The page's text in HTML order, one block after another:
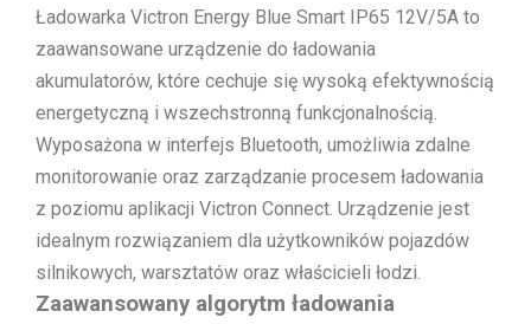
Ładowarka Victron Energy Blue Smart IP65 12V/5A to
zaawansowane urządzenie do ładowania
akumulatorów, które cechuje się wysoką efektywnością
energetyczną i wszechstronną funkcjonalnością.
Wyposażona w interfejs Bluetooth, umożliwia zdalne
monitorowanie oraz zarządzanie procesem ładowania
z poziomu aplikacji Victron Connect. Urządzenie jest
idealnym rozwiązaniem dla użytkowników pojazdów
silnikowych, warsztatów oraz właścicieli łodzi.
Zaawansowany algorytm ładowania